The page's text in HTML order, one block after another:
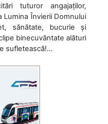
tuturor angajaților,
Lumina Învierii Domnului
sănătate, bucurie și
binecuvântate alături
sufletească!...